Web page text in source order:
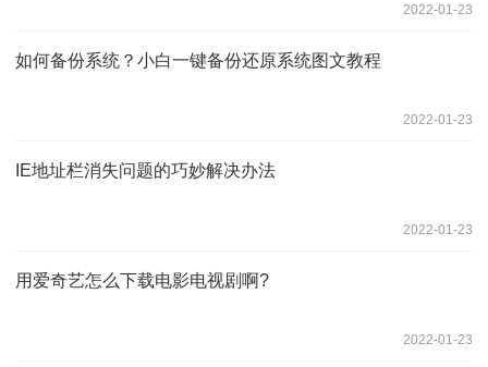
2022-01-23
如何备份系统？小白一键备份还原系统图文教程
2022-01-23
IE地址栏消失问题的巧妙解决办法
2022-01-23
用爱奇艺怎么下载电影电视剧啊?
2022-01-23